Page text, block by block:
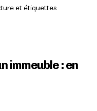
et étiquettes
immeuble : en